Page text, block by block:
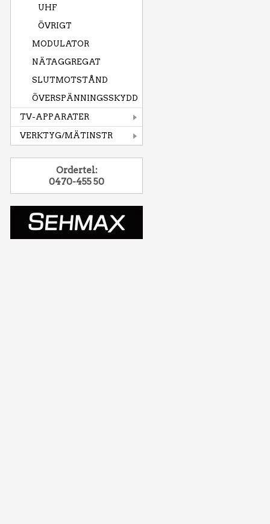
UHF
ÖVRIGT
MODULATOR
NÄTAGGREGAT
SLUTMOTSTÅND
ÖVERSPÄNNINGSSKYDD
TV-APPARATER
VERKTYG/MÄTINSTR
Ordertel:
0470-455 50